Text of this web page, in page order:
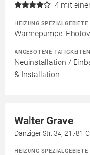
4 mit
HEIZUNG SPEZIALGEBIETE
Wärmepumpe,
ANGEBOTENE TÄTIGKEITEN
Neuinstallation /
& Installation
Walter Grave
Danziger Str. 34, 21781
HEIZUNG SPEZIALGEBIETE